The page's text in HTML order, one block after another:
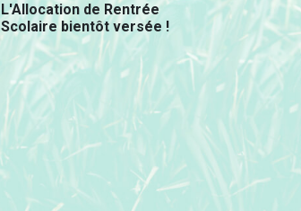
L'Allocation de Rentrée
Scolaire bientôt versée !